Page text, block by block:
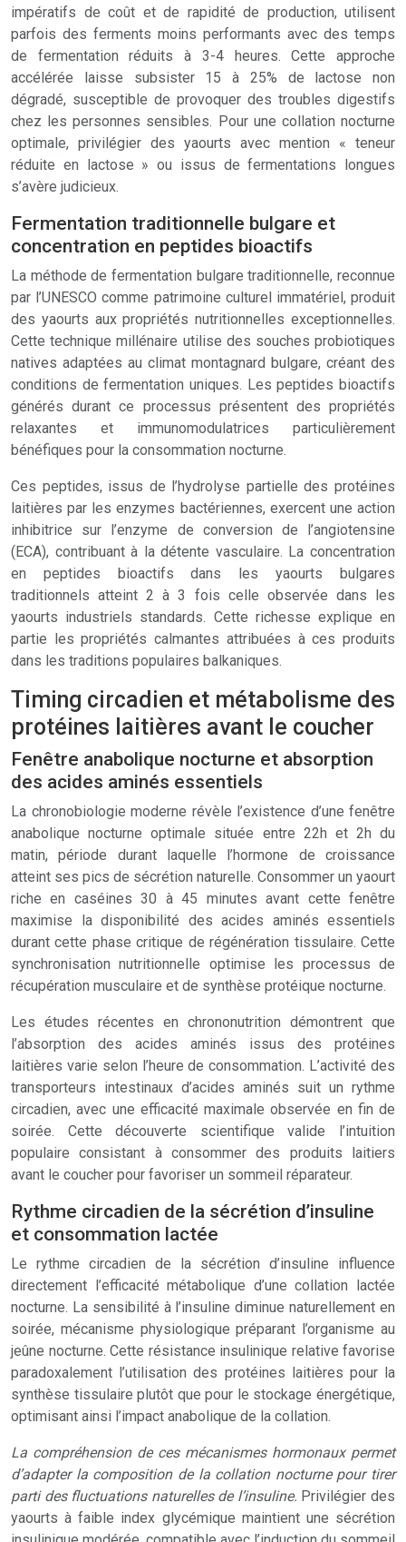
impératifs de coût et de rapidité de production, utilisent
parfois des ferments moins performants avec des temps
de fermentation réduits à 3-4 heures. Cette approche
accélérée laisse subsister 15 à 25% de lactose non
dégradé, susceptible de provoquer des troubles digestifs
chez les personnes sensibles. Pour une collation nocturne
optimale, privilégier des yaourts avec mention « teneur
réduite en lactose » ou issus de fermentations longues
s’avère judicieux.
Fermentation traditionnelle bulgare et
concentration en peptides bioactifs
La méthode de fermentation bulgare traditionnelle, reconnue
par l’UNESCO comme patrimoine culturel immatériel, produit
des yaourts aux propriétés nutritionnelles exceptionnelles.
Cette technique millénaire utilise des souches probiotiques
natives adaptées au climat montagnard bulgare, créant des
conditions de fermentation uniques. Les peptides bioactifs
générés durant ce processus présentent des propriétés
relaxantes et immunomodulatrices particulièrement
bénéfiques pour la consommation nocturne.
Ces peptides, issus de l’hydrolyse partielle des protéines
laitières par les enzymes bactériennes, exercent une action
inhibitrice sur l’enzyme de conversion de l’angiotensine
(ECA), contribuant à la détente vasculaire. La concentration
en peptides bioactifs dans les yaourts bulgares
traditionnels atteint 2 à 3 fois celle observée dans les
yaourts industriels standards. Cette richesse explique en
partie les propriétés calmantes attribuées à ces produits
dans les traditions populaires balkaniques.
Timing circadien et métabolisme des
protéines laitières avant le coucher
Fenêtre anabolique nocturne et absorption
des acides aminés essentiels
La chronobiologie moderne révèle l’existence d’une fenêtre
anabolique nocturne optimale située entre 22h et 2h du
matin, période durant laquelle l’hormone de croissance
atteint ses pics de sécrétion naturelle. Consommer un yaourt
riche en caséines 30 à 45 minutes avant cette fenêtre
maximise la disponibilité des acides aminés essentiels
durant cette phase critique de régénération tissulaire. Cette
synchronisation nutritionnelle optimise les processus de
récupération musculaire et de synthèse protéique nocturne.
Les études récentes en chrononutrition démontrent que
l’absorption des acides aminés issus des protéines
laitières varie selon l’heure de consommation. L’activité des
transporteurs intestinaux d’acides aminés suit un rythme
circadien, avec une efficacité maximale observée en fin de
soirée. Cette découverte scientifique valide l’intuition
populaire consistant à consommer des produits laitiers
avant le coucher pour favoriser un sommeil réparateur.
Rythme circadien de la sécrétion d’insuline
et consommation lactée
Le rythme circadien de la sécrétion d’insuline influence
directement l’efficacité métabolique d’une collation lactée
nocturne. La sensibilité à l’insuline diminue naturellement en
soirée, mécanisme physiologique préparant l’organisme au
jeûne nocturne. Cette résistance insulinique relative favorise
paradoxalement l’utilisation des protéines laitières pour la
synthèse tissulaire plutôt que pour le stockage énergétique,
optimisant ainsi l’impact anabolique de la collation.
La compréhension de ces mécanismes hormonaux permet
d’adapter la composition de la collation nocturne pour tirer
parti des fluctuations naturelles de l’insuline. Privilégier des
yaourts à faible index glycémique maintient une sécrétion